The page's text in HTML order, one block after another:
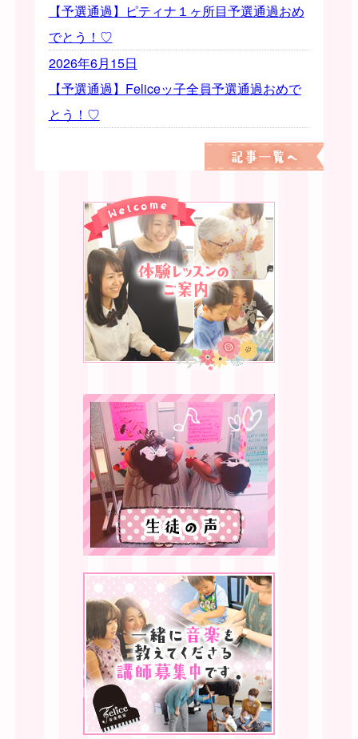
【予選通過】ピティナ１ヶ所目予選通過おめ
でとう！♡
2026年6月15日
【予選通過】Feliceッ子全員予選通過おめで
とう！♡